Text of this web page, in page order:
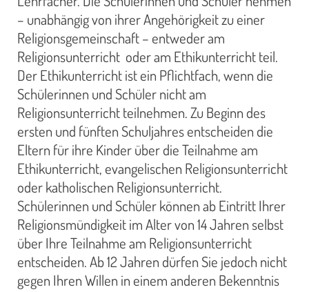
– unabhängig von ihrer Angehörigkeit zu einer
Religionsgemeinschaft – entweder am
Religionsunterricht oder am Ethikunterricht teil.
Der Ethikunterricht ist ein Pflichtfach, wenn die
Schülerinnen und Schüler nicht am
Religionsunterricht teilnehmen.Zu Beginn des
ersten und fünften Schuljahres entscheiden die
Eltern für ihre Kinder über die Teilnahme am
Ethikunterricht, evangelischen Religionsunterricht
oder katholischen Religionsunterricht.
Schülerinnen und Schüler können ab Eintritt Ihrer
Religionsmündigkeit im Alter von 14 Jahren selbst
über Ihre Teilnahme am Religionsunterricht
entscheiden. Ab 12 Jahren dürfen Sie jedoch nicht
gegen Ihren Willen in einem anderen Bekenntnis